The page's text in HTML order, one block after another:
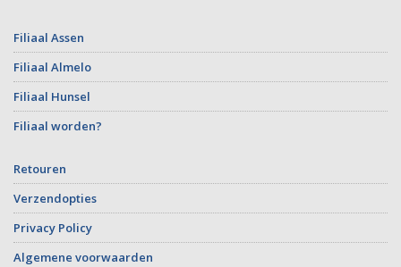
Filiaal Assen
Filiaal Almelo
Filiaal Hunsel
Filiaal worden?
Retouren
Verzendopties
Privacy Policy
Algemene voorwaarden